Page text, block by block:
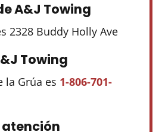
A&J Towing
2328 Buddy Holly Ave
Towing
la Grúa es 1-806-701-
atención